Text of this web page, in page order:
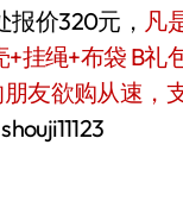
报价320元， 凡
挂绳+布袋 B礼
友欲购从速，